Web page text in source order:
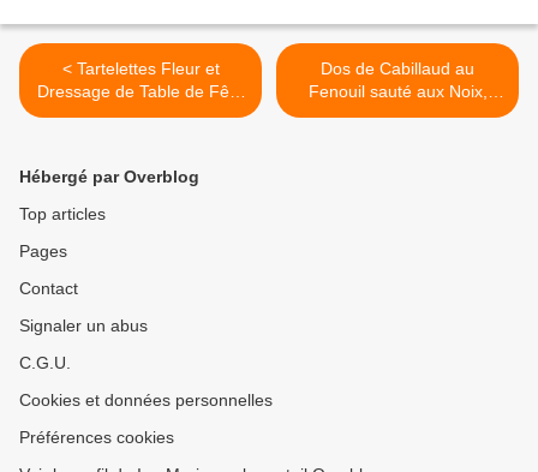
< Tartelettes Fleur et
Dressage de Table de Fête
à L'abbaye
Dos de Cabillaud au
Fenouil sauté aux Noix,
Arilles de Grenade >
Hébergé par Overblog
Top articles
Pages
Contact
Signaler un abus
C.G.U.
Cookies et données personnelles
Préférences cookies